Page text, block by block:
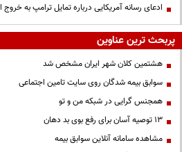
ادعای رسانه آمریکایی درباره تمایل ترامپ به
پربحث ترین عناوین
هشتمین کلان شهر ایران مشخص شد
سوابق بیمه شدگان روی سایت تامین اجتماعی
همجنس گرایی در شبکه من و تو
13 توصیه آسان برای رفع بوی بد دهان
مشاهده سامانه آنلاين سوابق بیمه